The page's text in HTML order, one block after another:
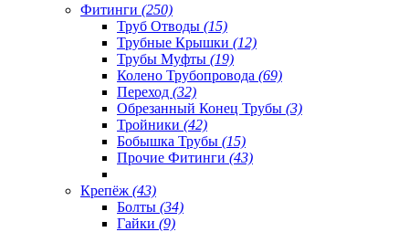
Фитинги (250)
Труб Отводы (15)
Трубные Крышки (12)
Трубы Муфты (19)
Колено Трубопровода (69)
Переход (32)
Обрезанный Конец Трубы (3)
Тройники (42)
Бобышка Трубы (15)
Прочие Фитинги (43)
Крепёж (43)
Болты (34)
Гайки (9)